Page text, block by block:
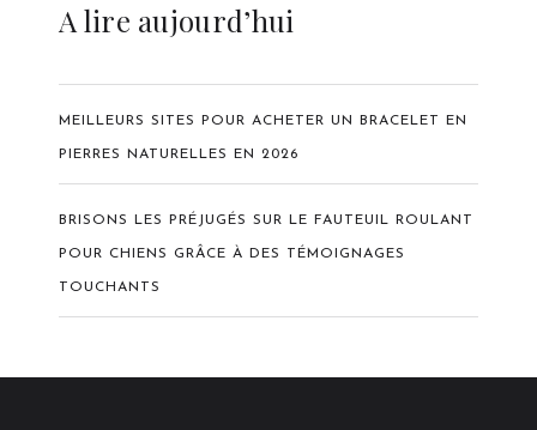
A lire aujourd’hui
MEILLEURS SITES POUR ACHETER UN BRACELET EN
PIERRES NATURELLES EN 2026
BRISONS LES PRÉJUGÉS SUR LE FAUTEUIL ROULANT
POUR CHIENS GRÂCE À DES TÉMOIGNAGES
TOUCHANTS